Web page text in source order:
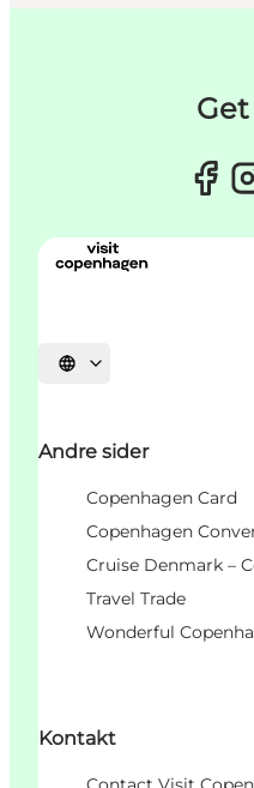
Velg språk
Andre sider
Copenhagen Card
Copenhagen
Cruise Denmark –
Travel Trade
Wonderful
Kontakt